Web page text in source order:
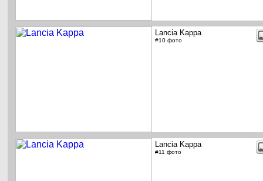
Lancia Kappa
#10 фото
Lancia Kappa
#11 фото